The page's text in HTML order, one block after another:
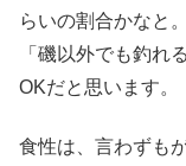
らいの割合かなと
「磯以外でも釣れ
OKだと思います。
食性は、言わずも